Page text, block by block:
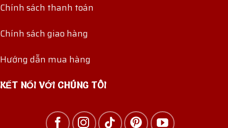
Chính sách thanh toán
Chính sách giao hàng
Hướng dẫn mua hàng
KẾT NỐI VỚI CHÚNG TÔI